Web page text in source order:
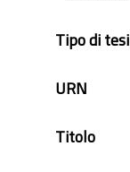
Tipo di tesi
URN
Titolo